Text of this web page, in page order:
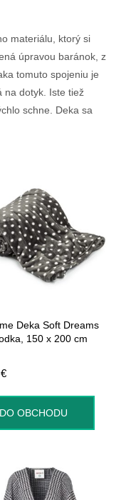
materiálu, ktorý si
úpravou baránok, z
tomuto spojeniu je
na dotyk. Iste tiež
schne. Deka sa
Deka Soft Dreams
150 x 200 cm
€
DO OBCHODU